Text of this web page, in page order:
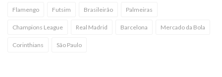
Flamengo Futsim Brasileirão Palmeiras
Champions League Real Madrid Barcelona Mercado da Bola
Corinthians São Paulo